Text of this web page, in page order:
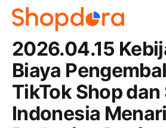
2026.04.15
Biaya
TikTok Shop dan
Indonesia